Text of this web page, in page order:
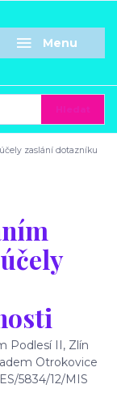
Menu
zaslání dotazníku
Podlesí II, Zlín
Otrokovice
5834/12/MIS